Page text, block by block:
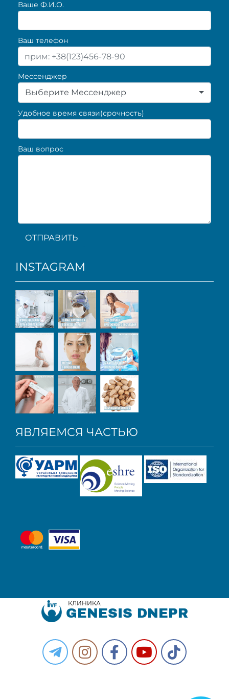
Ваше Ф.И.О.
Ваш телефон
Мессенджер
Выберите Мессенджер
Удобное время связи(срочность)
Ваш вопрос
ОТПРАВИТЬ
INSTAGRAM
ЯВЛЯЕМСЯ ЧАСТЬЮ
КЛИНИКА
GENESIS DNEPR